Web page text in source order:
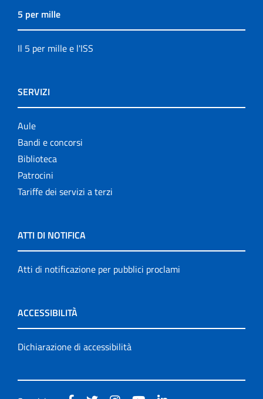
5 per mille
Il 5 per mille e l'ISS
SERVIZI
Aule
Bandi e concorsi
Biblioteca
Patrocini
Tariffe dei servizi a terzi
ATTI DI NOTIFICA
Atti di notificazione per pubblici proclami
ACCESSIBILITÀ
Dichiarazione di accessibilità